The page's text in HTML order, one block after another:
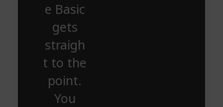
e Basic
gets
straigh
t to the
point.
You